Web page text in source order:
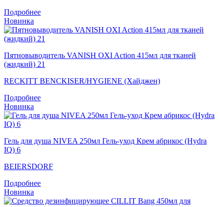
Подробнее
Новинка
Пятновыводитель VANISH OXI Action 415мл для тканей
(жидкий) 21
RECKITT BENCKISER/HYGIENE (Хайджен)
Подробнее
Новинка
Гель для душа NIVEA 250мл Гель-уход Крем абрикос (Hydra
IQ) 6
BEIERSDORF
Подробнее
Новинка